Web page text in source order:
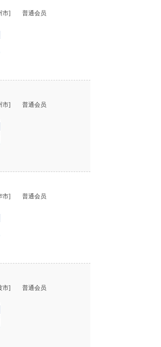
市] 普通会员
市] 普通会员
市] 普通会员
市] 普通会员